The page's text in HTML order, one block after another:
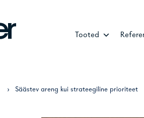
Tooted
› Säästev areng kui strateegiline prioriteet